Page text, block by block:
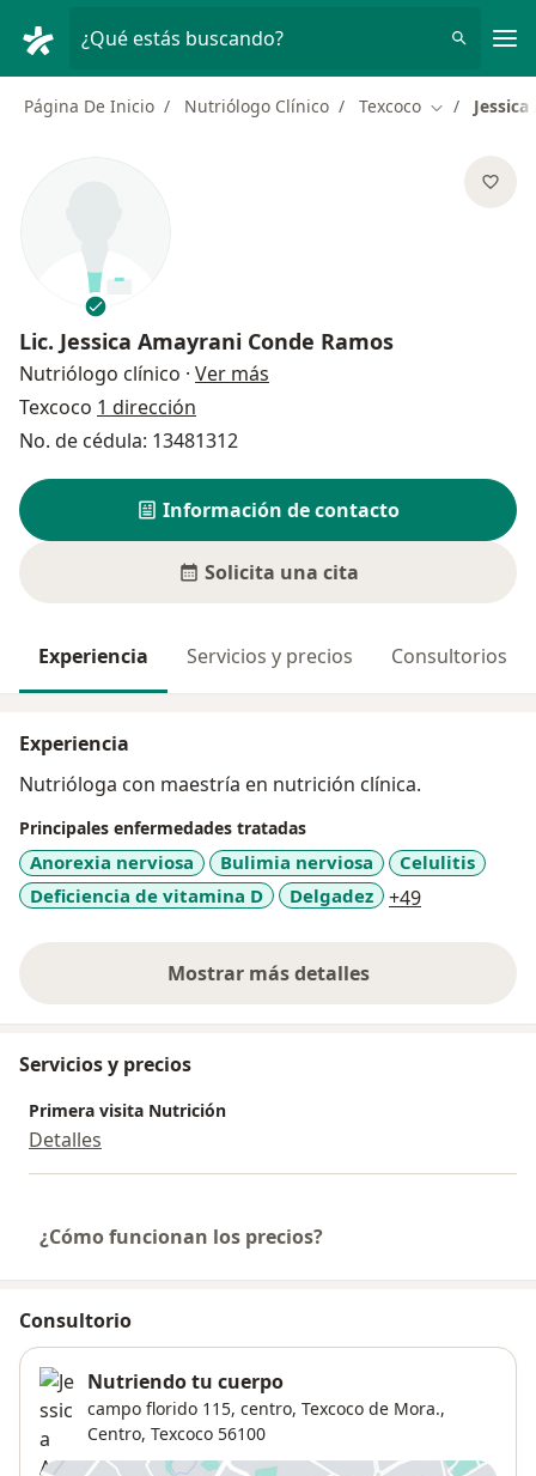
¿Qué estás buscando?
Página De Inicio Nutriólogo Clínico Texcoco Cambiar de
Lic. Jessica Amayrani Conde Ramos
Nutriólogo clínico · Ver más
Texcoco 1 dirección
No. de cédula: 13481312
Información de contacto
Solicita una cita
Experiencia Servicios y precios Consultorios
Experiencia
Nutrióloga con maestría en nutrición clínica.
Principales enfermedades tratadas
Anorexia nerviosa Bulimia nerviosa
Celulitis
Deficiencia de vitamina D
Delgadez +49
Mostrar más detalles
sobre la experiencia
Servicios y precios
Primera visita Nutrición
Detalles
¿Cómo funcionan los precios?
Consultorio
Nutriendo tu cuerpo
campo florido 115, centro, Texcoco de Mora.,
Centro, Texcoco 56100